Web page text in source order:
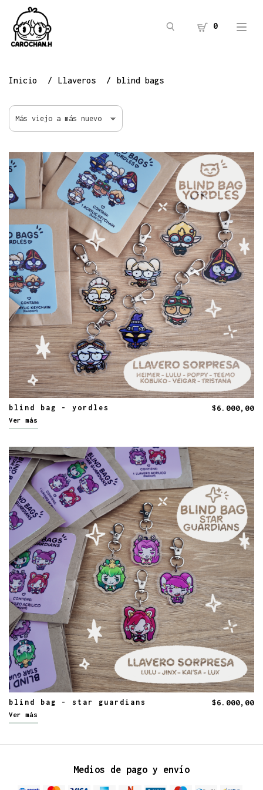
0
Inicio Llaveros blind bags
blind bag - yordles $6.000,00
Ver más
blind bag - star guardians $6.000,00
Ver más
Medios de pago y envío